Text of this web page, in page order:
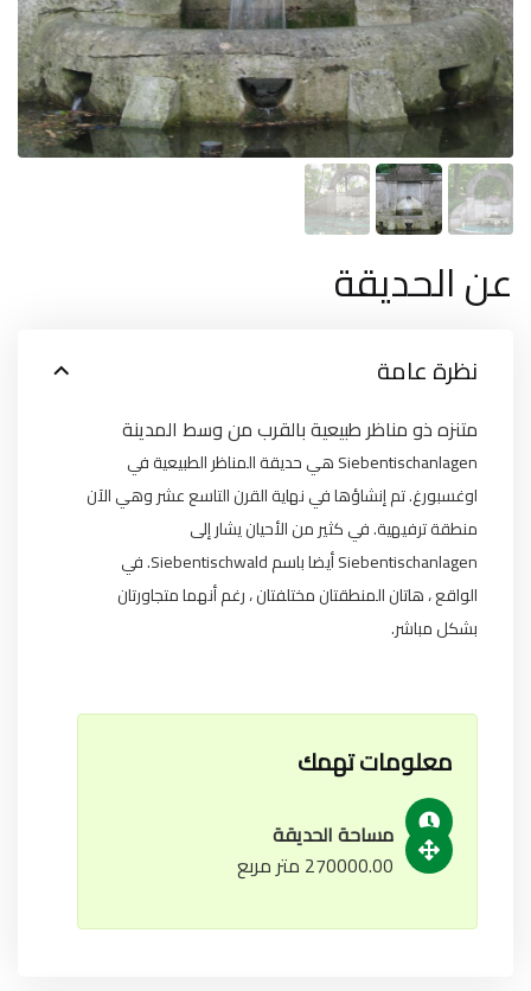
عن الحديقة
نظرة عامة
متنزه ذو مناظر طبيعية بالقرب من وسط المدينة
Siebentischanlagen هي حديقة المناظر الطبيعية في
اوغسبورغ. تم إنشاؤها في نهاية القرن التاسع عشر وهي الآن
منطقة ترفيهية. في كثير من الأحيان يشار إلى
Siebentischanlagen أيضا باسم Siebentischwald. في
الواقع ، هاتان المنطقتان مختلفتان ، رغم أنهما متجاورتان
بشكل مباشر.
معلومات تهمك
مساحة الحديقة
270000.00 متر مربع